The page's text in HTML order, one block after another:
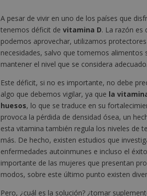
A pesar de vivir en uno de los países que
tenemos déficit devitamina D. La razón es
podemos aprovechar, utilizamos
necesidades, salvo que tomemos
mantener el nivel que se considera adecuado.
Este déficit, si no es importante, no debe
algo que debemos vigilar, ya que la
huesos, lo que se traduce en su
provoca la pérdida de densidad ósea, un
esta vitamina también regula los niveles de
más. De hecho, existen estudios que
enfermedades autoinmunes e incluso el
importante de las mujeres que presentan
modos, sobre este último punto existen
Pero, ¿cuál es la solución? ¿tomar